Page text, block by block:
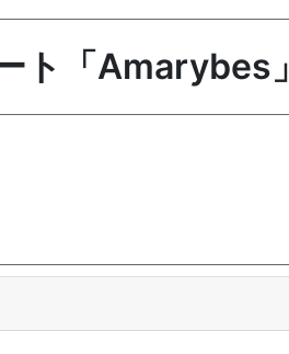
ト「Amarybes」